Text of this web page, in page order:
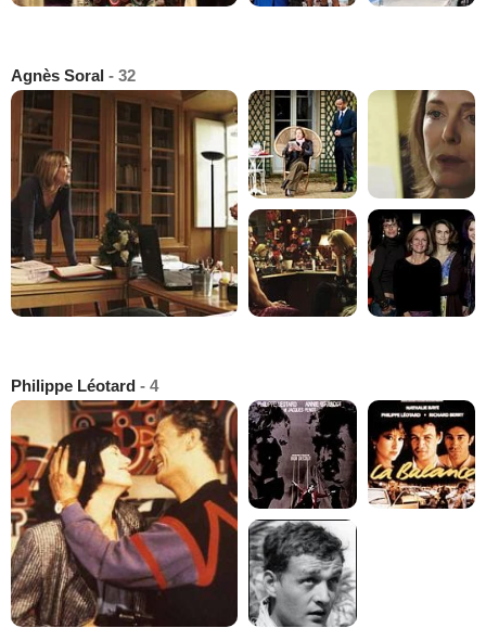
Agnès Soral - 32
Philippe Léotard - 4